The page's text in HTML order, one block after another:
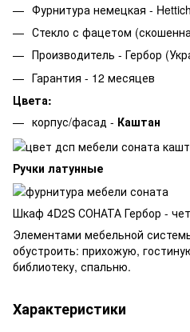
Фурнитура немецкая - Hettich
Стекло с фацетом
Производитель - Гербор
Гарантия - 12 месяцев
Цвета:
корпус/фасад - Каштан
Ручки латунные
Шкаф 4D2S СОНАТА Гербор -
Элементами мебельной
обустроить: прихожую,
библиотеку, спальню.
Характеристики